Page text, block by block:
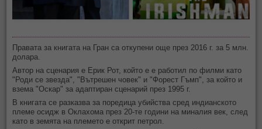
Правата за книгата на Гран са откупени още през 2016 г. за 5 млн.
долара.
Автор на сценария е Ерик Рот, който e е работил по филми като
"Роди се звезда", "Вътрешен човек" и "Форест Гъмп", за който и
взема "Оскар" за адаптиран сценарий през 1995 г.
В книгата се разказва за поредица убийства сред индианското
племе осидж в Оклахома през 20-те години на миналия век, след
като в земята на племето е открит петрол.